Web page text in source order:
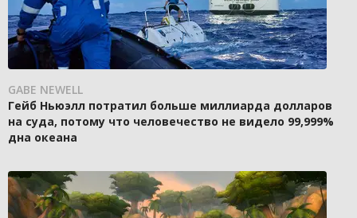
GABE NEWELL
Гейб Ньюэлл потратил больше миллиарда долларов
на суда, потому что человечество не видело 99,999%
дна океана